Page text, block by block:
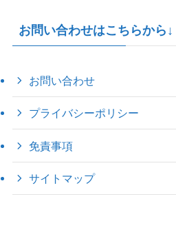
お問い合わせはこちらから↓
お問い合わせ
プライバシーポリシー
免責事項
サイトマップ